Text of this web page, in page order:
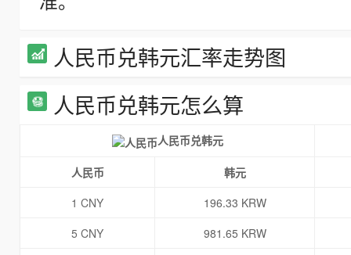
人民币兑韩元汇率走势图
人民币兑韩元怎么算
人民币兑韩元
人民币
韩元
1 CNY
196.33 KRW
5 CNY
981.65 KRW